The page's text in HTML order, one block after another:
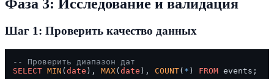
Фаза 3: Исследование и валидация
Шаг 1: Проверить качество данных
-- Проверить диапазон дат
SELECT MIN (date ), MAX(date ), COUNT( * ) FROM events;